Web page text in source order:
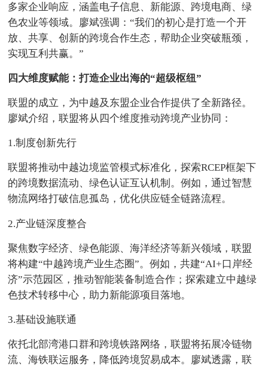
多家企业响应，涵盖电子信息、新能源、跨境电商、绿
色农业等领域。廖斌强调：“我们的初心是打造一个开
放、共享、创新的跨境合作生态，帮助企业突破瓶颈，
实现互利共赢。”
四大维度赋能：打造企业出海的“超级枢纽”
联盟的成立，为中越及东盟企业合作提供了全新路径。
廖斌介绍，联盟将从四个维度推动跨境产业协同：
1.制度创新先行
联盟将推动中越边境监管模式标准化，探索RCEP框架下
的跨境数据流动、绿色认证互认机制。例如，通过智慧
物流网络打破信息孤岛，优化供应链全链路流程。
2.产业链深度整合
聚焦数字经济、绿色能源、海洋经济等新兴领域，联盟
将构建“中越跨境产业生态圈”。例如，共建“AI+口岸经
济”示范园区，推动智能装备制造合作；探索建立中越绿
色技术转移中心，助力新能源项目落地。
3.基础设施联通
依托北部湾港口群和跨境铁路网络，联盟将拓展冷链物
流、海铁联运服务，降低跨境贸易成本。廖斌透露，联